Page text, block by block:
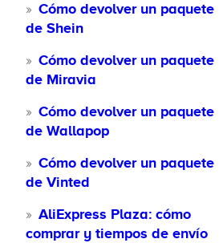
Cómo devolver un paquete
de Shein
Cómo devolver un paquete
de Miravia
Cómo devolver un paquete
de Wallapop
Cómo devolver un paquete
de Vinted
AliExpress Plaza: cómo
comprar y tiempos de envío